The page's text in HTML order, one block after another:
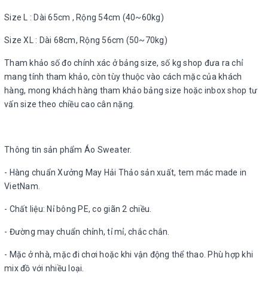
Size L : Dài 65cm , Rộng 54cm (40~60kg)
Size XL : Dài 68cm, Rộng 56cm (50~70kg)
Tham khảo số đo chính xác ở bảng size, số kg shop đưa ra chỉ
mang tính tham khảo, còn tùy thuộc vào cách mặc của khách
hàng, mong khách hàng tham khảo bảng size hoặc inbox shop tư
vấn size theo chiều cao cân nặng.
Thông tin sản phẩm Áo Sweater.
- Hàng chuẩn Xưởng May Hải Thảo sản xuất, tem mác made in
VietNam.
- Chất liệu: Nỉ bông PE, co giãn 2 chiều.
- Đường may chuẩn chỉnh, tỉ mỉ, chắc chắn.
- Mặc ở nhà, mặc đi chơi hoặc khi vận động thể thao. Phù hợp khi
mix đồ với nhiều loại.